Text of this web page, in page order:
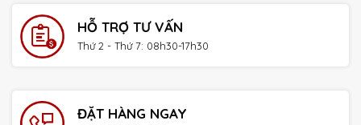
HỖ TRỢ TƯ VẤN
Thứ 2 - Thứ 7: 08h30-17h30
ĐẶT HÀNG NGAY